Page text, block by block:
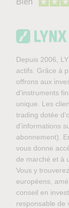
Depuis 2006,
actifs. Grâce à
offrons aux
d’instruments
unique. Les
trading dotée
d’informations
abonnement).
vous donne
de marché et à
Vous y
européens,
conseil en
responsable de